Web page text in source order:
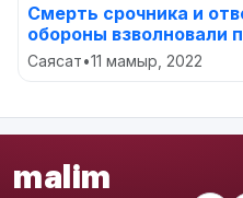
Смерть срочника и
обороны взволновали
Саясат•11 мамыр, 2022
malim